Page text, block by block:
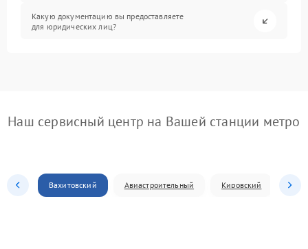
Какую документацию вы предоставляете
для юридических лиц?
Наш сервисный центр на Вашей станции метро
Вахитовский Авиастроительный Кировский